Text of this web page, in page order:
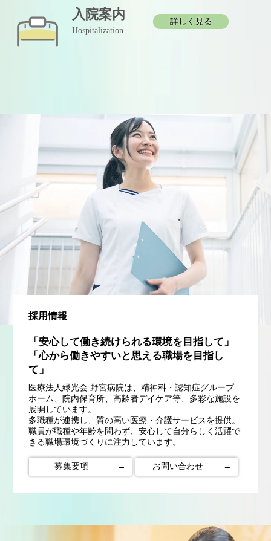
入院案内
Hospitalization
詳しく見る
採用情報
「安心して働き続けられる環境を目指して」
「心から働きやすいと思える職場を目指し
て」
医療法人緑光会 野宮病院は、精神科・認知症グループ
ホーム、院内保育所、高齢者デイケア等、多彩な施設を
展開しています。
多職種が連携し、質の高い医療・介護サービスを提供。
職員が職種や年齢を問わず、安心して自分らしく活躍で
きる職場環境づくりに注力しています。
募集要項 → お問い合わせ →